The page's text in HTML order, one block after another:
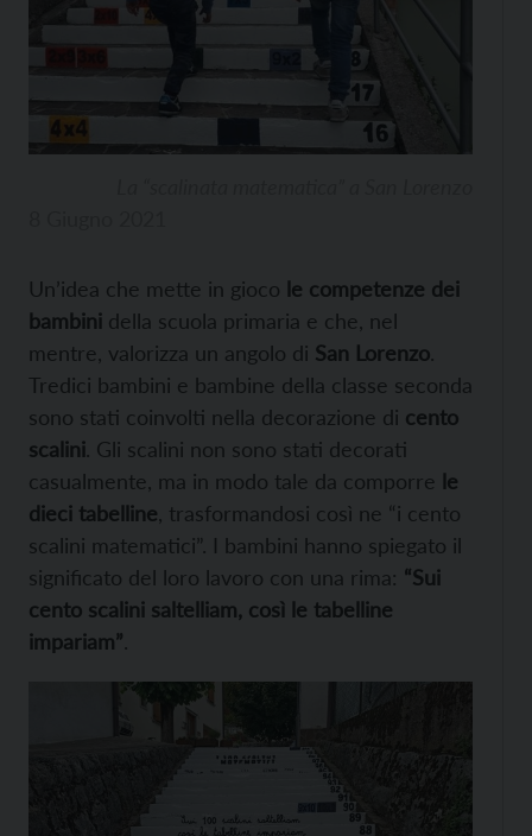
Un’idea che mette in gioco le competenze dei
bambini della scuola primaria e che, nel
mentre, valorizza un angolo di San Lorenzo.
Tredici bambini e bambine della classe seconda
sono stati coinvolti nella decorazione di cento
scalini. Gli scalini non sono stati decorati
casualmente, ma in modo tale da comporre le
dieci tabelline , trasformandosi così ne “i cento
scalini matematici”. I bambini hanno spiegato il
significato del loro lavoro con una rima: “Sui
cento scalini saltelliam, così le tabelline
impariam”.